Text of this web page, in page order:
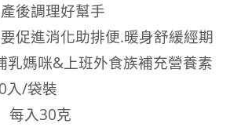
後調理好幫手
促進消化助排便.暖身舒緩經期
乳媽咪&上班外食族補充營養素
入/袋裝
入30克